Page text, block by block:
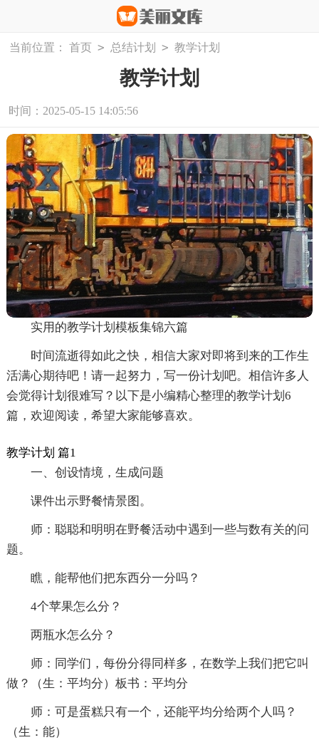
当前位置： 首页 > 总结计划 > 教学计划
教学计划
时间：2025-05-15 14:05:56
实用的教学计划模板集锦六篇
时间流逝得如此之快，相信大家对即将到来的工作生
活满心期待吧！请一起努力，写一份计划吧。相信许多人
会觉得计划很难写？以下是小编精心整理的教学计划6
篇，欢迎阅读，希望大家能够喜欢。
教学计划 篇1
一、创设情境，生成问题
课件出示野餐情景图。
师：聪聪和明明在野餐活动中遇到一些与数有关的问
题。
瞧，能帮他们把东西分一分吗？
4个苹果怎么分？
两瓶水怎么分？
师：同学们，每份分得同样多，在数学上我们把它叫
做？（生：平均分）板书：平均分
师：可是蛋糕只有一个，还能平均分给两个人吗？
（生：能）